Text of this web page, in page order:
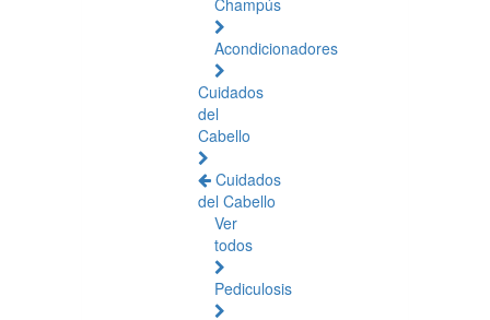
Champús
Acondicionadores
Cuidados
del
Cabello
Cuidados
del Cabello
Ver
todos
Pediculosis